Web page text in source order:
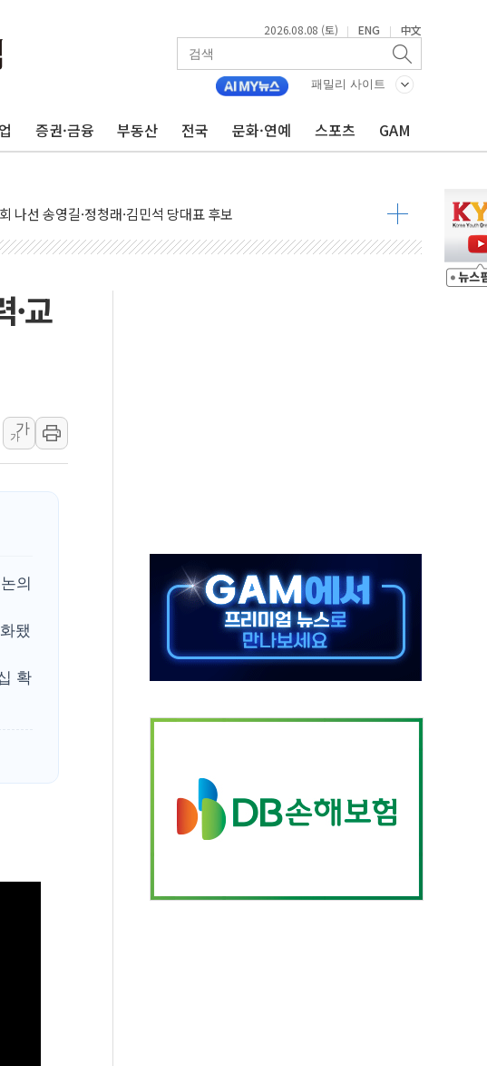
2026.08.08 (토) | ENG | 中文
패밀리 사이트
증권·금융 부동산 전국 문화·연예 스포츠 GAM
특보'-포항 '산사태 주의보'...경북도, 호우 피해·통제구간 없어
청래에 '0.86%p' 차 재역전 성공...金 45.42% vs 鄭 44.56%
주·인천 경선서 정청래에 승리...47.75% vs 42.08%
당대표 후보
천 경선 결과 발표...김민석 45.09% 정청래 43.27% 송영길 11.63%
주 경선 결과 발표...김민석 52.64% 정청래 39.89% 송영길 7.47%
다 참변…60대 환경미화원 수거차에 치여 사망
가서 흉기 난동…60대 남성 2명 숨져
벌서 해루질 중 실종 60대 나흘만에 숨진 채 발견
어머니 흉기 살해 10대 아들 체포
석에 '뻔뻔' 받아친 정청래…제주 연설서 신경전 고조
개편 재검토 지시…與 "적극 환영"·野 "졸속 국정"
교
가
가
의
됐
확